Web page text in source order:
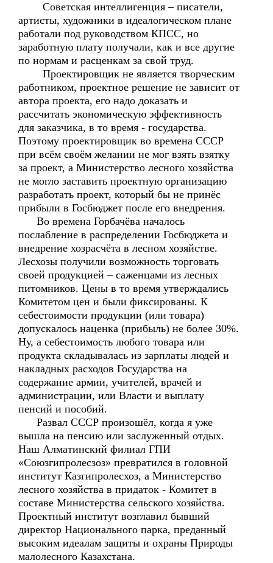
Советская интеллигенция – писатели,
артисты, художники в идеалогическом плане
работали под руководством КПСС, но
заработную плату получали, как и все другие
по нормам и расценкам за свой труд.
Проектировщик не является творческим
работником, проектное решение не зависит от
автора проекта, его надо доказать и
рассчитать экономическую эффективность
для заказчика, в то время - государства.
Поэтому проектировщик во времена СССР
при всём своём желании не мог взять взятку
за проект, а Министерство лесного хозяйства
не могло заставить проектную организацию
разработать проект, который бы не принёс
прибыли в Госбюджет после его внедрения.
Во времена Горбачёва началось
послабление в распределении Госбюджета и
внедрение хозрасчёта в лесном хозяйстве.
Лесхозы получили возможность торговать
своей продукцией – саженцами из лесных
питомников. Цены в то время утверждались
Комитетом цен и были фиксированы. К
себестоимости продукции (или товара)
допускалось наценка (прибыль) не более 30%.
Ну, а себестоимость любого товара или
продукта складывалась из зарплаты людей и
накладных расходов Государства на
содержание армии, учителей, врачей и
администрации, или Власти и выплату
пенсий и пособий.
Развал СССР произошёл, когда я уже
вышла на пенсию или заслуженный отдых.
Наш Алматинский филиал ГПИ
«Союзгипролесзоз» превратился в головной
институт Казгипролесхоз, а Министерство
лесного хозяйства в придаток - Комитет в
составе Министерства сельского хозяйства.
Проектный институт возглавил бывший
директор Национального парка, преданный
высоким идеалам защиты и охраны Природы
малолесного Казахстана.